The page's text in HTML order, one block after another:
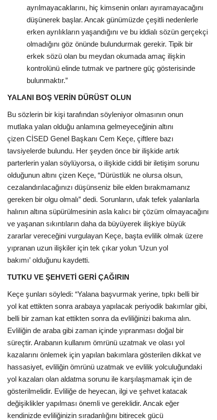
ayrılmayacaklarını, hiç kimsenin onları ayıramayacağını
düşünerek başlar. Ancak günümüzde çeşitli nedenlerle
erken ayrılıkların yaşandığını ve bu iddialı sözün gerçekçi
olmadığını göz önünde bulundurmak gerekir. Tipik bir
erkek sözü olan bu meydan okumada amaç ilişkin
kontrolünü elinde tutmak ve partnere güç gösterisinde
bulunmaktır.”
YALANI BOŞ VERİN DÜRÜST OLUN
Bu sözlerin bir kişi tarafından söyleniyor olmasının onun
mutlaka yalan olduğu anlamına gelmeyeceğinin altını
çizen CİSED Genel Başkanı Cem Keçe, çiftlere bazı
tavsiyelerde bulundu. Her şeyden önce bir ilişkide artık
parterlerin yalan söylüyorsa, o ilişkide ciddi bir iletişim sorunu
olduğunun altını çizen Keçe, “Dürüstlük ne olursa olsun,
cezalandırılacağınızı düşünseniz bile elden bırakmamanız
gereken bir olgu olmalı” dedi. Sorunların, ufak tefek yalanlarla
halının altına süpürülmesinin asla kalıcı bir çözüm olmayacağını
ve yaşanan sıkıntıların daha da büyüyerek ilişkiye büyük
zararlar vereceğini vurgulayan Keçe, başta evlilik olmak üzere
yıpranan uzun ilişkiler için tek çıkar yolun ‘Uzun yol
bakımı’ olduğunu kaydetti.
TUTKU VE ŞEHVETİ GERİ ÇAĞIRIN
Keçe şunları söyledi: “Yalana başvurmak yerine, tıpkı belli bir
yol kat ettikten sonra arabaya yapılacak periyodik bakımlar gibi,
belli bir zaman kat ettikten sonra da evliliğinizi bakıma alın.
Evliliğin de araba gibi zaman içinde yıpranması doğal bir
süreçtir. Arabanın kullanım ömrünü uzatmak ve olası yol
kazalarını önlemek için yapılan bakımlara gösterilen dikkat ve
hassasiyet, evliliğin ömrünü uzatmak ve evlilik yolculuğundaki
yol kazaları olan aldatma sorunu ile karşılaşmamak için de
gösterilmelidir. Evliliğe de heyecan, ilgi ve şehvet katacak
değişiklikler yapılması önemli ve gereklidir. Ancak eğer
kendinizde evliliğinizin sıradanlığını bitirecek gücü